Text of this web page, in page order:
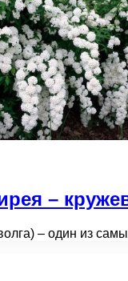
–
– один из